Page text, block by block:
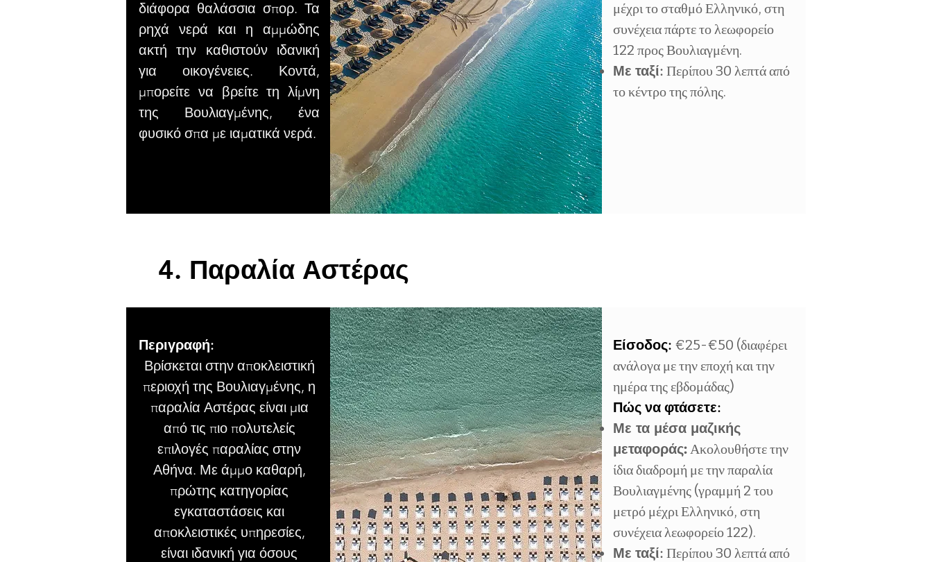
διάφορα θαλάσσια σπορ. Τα
ρηχά νερά και η αμμώδης
ακτή την καθιστούν ιδανική
για οικογένειες. Κοντά,
μπορείτε να βρείτε τη λίμνη
της Βουλιαγμένης, ένα
φυσικό σπα με ιαματικά νερά.
μέχρι το σταθμό Ελληνικό, στη
συνέχεια πάρτε το λεωφορείο
122 προς Βουλιαγμένη.
Με ταξί: Περίπου 30 λεπτά από
το κέντρο της πόλης.
4. Παραλία Αστέρας
Περιγραφή:
Βρίσκεται στην αποκλειστική
περιοχή της Βουλιαγμένης, η
παραλία Αστέρας είναι μια
από τις πιο πολυτελείς
επιλογές παραλίας στην
Αθήνα. Με άμμο καθαρή,
πρώτης κατηγορίας
εγκαταστάσεις και
αποκλειστικές υπηρεσίες,
είναι ιδανική για όσους
Είσοδος: €25-€50 (διαφέρει
ανάλογα με την εποχή και την
ημέρα της εβδομάδας)
Πώς να φτάσετε:
Με τα μέσα μαζικής
μεταφοράς: Ακολουθήστε την
ίδια διαδρομή με την παραλία
Βουλιαγμένης (γραμμή 2 του
μετρό μέχρι Ελληνικό, στη
συνέχεια λεωφορείο 122).
Με ταξί: Περίπου 30 λεπτά από